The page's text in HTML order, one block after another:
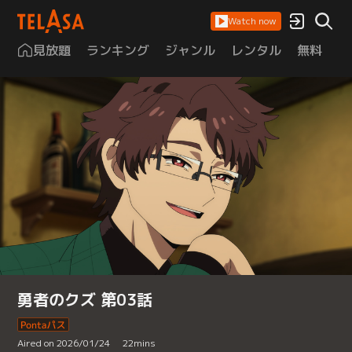
Watch now
見放題 ランキング ジャンル レンタル 無料
勇者のクズ 第03話
Aired on 2026/01/24 22mins